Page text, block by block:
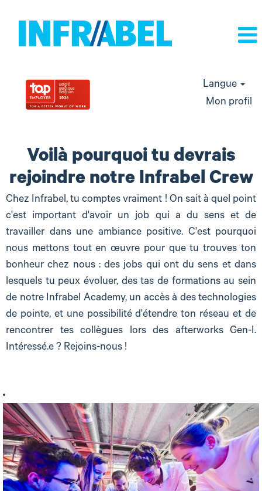
Langue
Mon profil
pour
JuniorsVoilà pourquoi tu devrais
rejoindre notre Infrabel Crew
Chez Infrabel, tu comptes vraiment ! On sait à quel point
c'est important d'avoir un job qui a du sens et de
travailler dans une ambiance positive. C'est pourquoi
nous mettons tout en œuvre pour que tu trouves ton
bonheur chez nous : des jobs qui ont du sens et dans
lesquels tu peux évoluer, des tas de formations au sein
de notre Infrabel Academy, un accès à des technologies
de pointe, et une possibilité d'étendre ton réseau et de
rencontrer tes collègues lors des afterworks Gen-I.
Intéressé.e ? Rejoins-nous !